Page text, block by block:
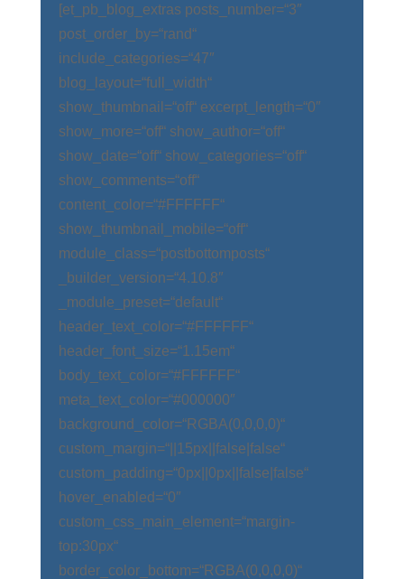
[et_pb_blog_extras posts_number=“3″
post_order_by=“rand“
include_categories=“47″
blog_layout=“full_width“
show_thumbnail=“off“ excerpt_length=“0″
show_more=“off“ show_author=“off“
show_date=“off“ show_categories=“off“
show_comments=“off“
content_color=“#FFFFFF“
show_thumbnail_mobile=“off“
module_class=“postbottomposts“
_builder_version=“4.10.8″
_module_preset=“default“
header_text_color=“#FFFFFF“
header_font_size=“1.15em“
body_text_color=“#FFFFFF“
meta_text_color=“#000000″
background_color=“RGBA(0,0,0,0)“
custom_margin=“||15px||false|false“
custom_padding=“0px||0px||false|false“
hover_enabled=“0″
custom_css_main_element=“margin-
top:30px“
border_color_bottom=“RGBA(0,0,0,0)“